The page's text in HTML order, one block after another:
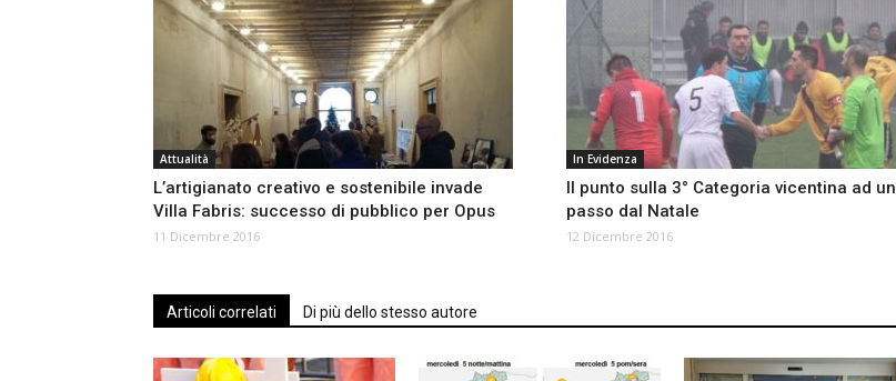
Attualità
L’artigianato creativo e sostenibile invade
Villa Fabris: successo di pubblico per Opus
11 Dicembre 2016
In Evidenza
Il punto sulla 3° Categoria vicentina ad un
passo dal Natale
12 Dicembre 2016
Articoli correlati Di più dello stesso autore